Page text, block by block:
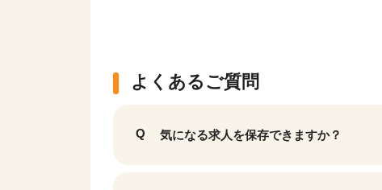
よくあるご質問
気になる求人を保存できますか？